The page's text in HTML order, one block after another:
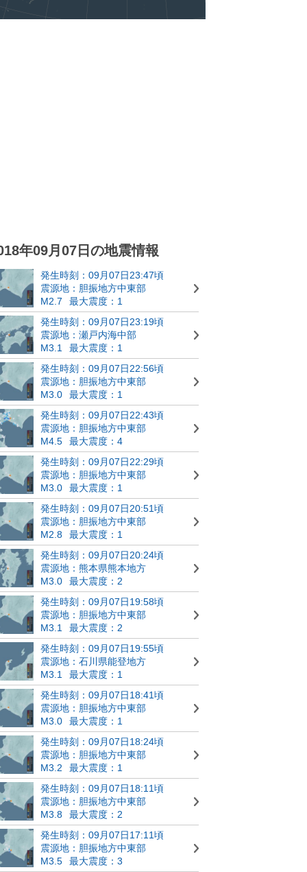
年09月07日の地震情報
発生時刻：09月07日23:47頃
震源地：胆振地方中東部
M2.7
最大震度：1
発生時刻：09月07日23:19頃
震源地：瀬戸内海中部
M3.1
最大震度：1
発生時刻：09月07日22:56頃
震源地：胆振地方中東部
M3.0
最大震度：1
発生時刻：09月07日22:43頃
震源地：胆振地方中東部
M4.5
最大震度：4
発生時刻：09月07日22:29頃
震源地：胆振地方中東部
M3.0
最大震度：1
発生時刻：09月07日20:51頃
震源地：胆振地方中東部
M2.8
最大震度：1
発生時刻：09月07日20:24頃
震源地：熊本県熊本地方
M3.0
最大震度：2
発生時刻：09月07日19:58頃
震源地：胆振地方中東部
M3.1
最大震度：2
発生時刻：09月07日19:55頃
震源地：石川県能登地方
M3.1
最大震度：1
発生時刻：09月07日18:41頃
震源地：胆振地方中東部
M3.0
最大震度：1
発生時刻：09月07日18:24頃
震源地：胆振地方中東部
M3.2
最大震度：1
発生時刻：09月07日18:11頃
震源地：胆振地方中東部
M3.8
最大震度：2
発生時刻：09月07日17:11頃
震源地：胆振地方中東部
M3.5
最大震度：3